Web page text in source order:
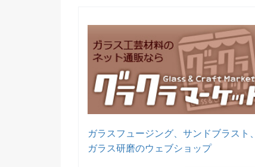
ガラスフュージング、サンドブラスト、
ガラス研磨のウェブショップ